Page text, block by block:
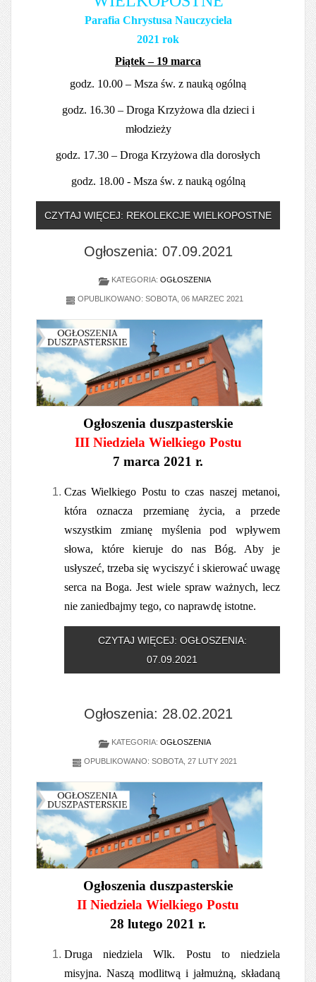
Parafia Chrystusa Nauczyciela
2021 rok
Piątek – 19 marca
godz. 10.00 – Msza św. z nauką ogólną
godz. 16.30 – Droga Krzyżowa dla dzieci i
młodzieży
godz. 17.30 – Droga Krzyżowa dla dorosłych
godz. 18.00 - Msza św. z nauką ogólną
CZYTAJ WIĘCEJ: REKOLEKCJE WIELKOPOSTNE
Ogłoszenia: 07.09.2021
KATEGORIA: OGŁOSZENIA
OPUBLIKOWANO: SOBOTA, 06 MARZEC 2021
Ogłoszenia duszpasterskie
III Niedziela Wielkiego Postu
7 marca 2021 r.
Czas Wielkiego Postu to czas naszej metanoi,
która oznacza przemianę życia, a przede
wszystkim zmianę myślenia pod wpływem
słowa, które kieruje do nas Bóg. Aby je
usłyszeć, trzeba się wyciszyć i skierować uwagę
serca na Boga. Jest wiele spraw ważnych, lecz
nie zaniedbajmy tego, co naprawdę istotne.
CZYTAJ WIĘCEJ: OGŁOSZENIA:
07.09.2021
Ogłoszenia: 28.02.2021
KATEGORIA: OGŁOSZENIA
OPUBLIKOWANO: SOBOTA, 27 LUTY 2021
Ogłoszenia duszpasterskie
II Niedziela Wielkiego Postu
28 lutego 2021 r.
Druga niedziela Wlk. Postu to niedziela
misyjna. Naszą modlitwą i jałmużną, składaną